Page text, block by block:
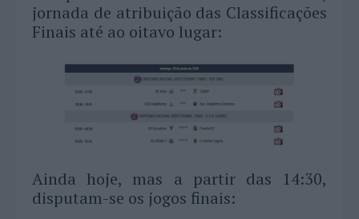
jornada de atribuição das Classificações
Finais até ao oitavo lugar:
Ainda hoje, mas a partir das 14:30,
disputam-se os jogos finais: